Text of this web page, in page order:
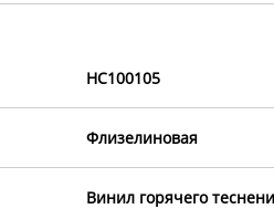
HC100105
Флизелиновая
Винил горячего